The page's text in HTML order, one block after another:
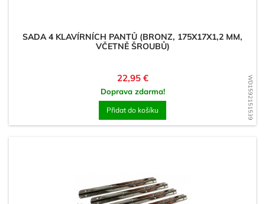
WD1592151539
SADA 4 KLAVÍRNÍCH PANTŮ (BRONZ, 175X17X1,2 MM,
VČETNĚ ŠROUBŮ)
Cena
22,95 €
Doprava zdarma!
Přidat do košíku